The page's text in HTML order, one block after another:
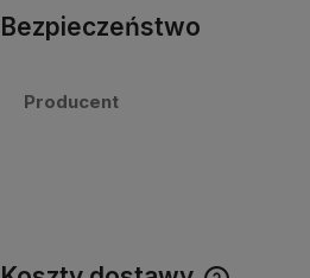
Bezpieczeństwo
Producent